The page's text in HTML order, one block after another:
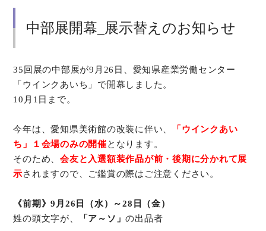
中部展開幕_展示替えのお知らせ
35回展の中部展が9月26日、愛知県産業労働センター
「ウインクあいち」で開幕しました。
10月1日まで。
今年は、愛知県美術館の改装に伴い、
「ウインクあい
ち」１会場のみの開催となります。
そのため、会友と入選額装作品が前・後期に分かれて展
示されますので、ご鑑賞の際はご注意ください。
《前期》9月26日（水）～28日（金）
姓の頭文字が、
「ア～ソ」の出品者
関連書道展
デジタルアーカイブ
お問い合わせ